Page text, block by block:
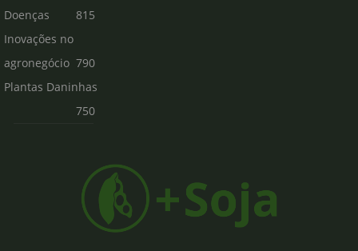
Doenças
815
Inovações no
agronegócio 790
Plantas Daninhas
750